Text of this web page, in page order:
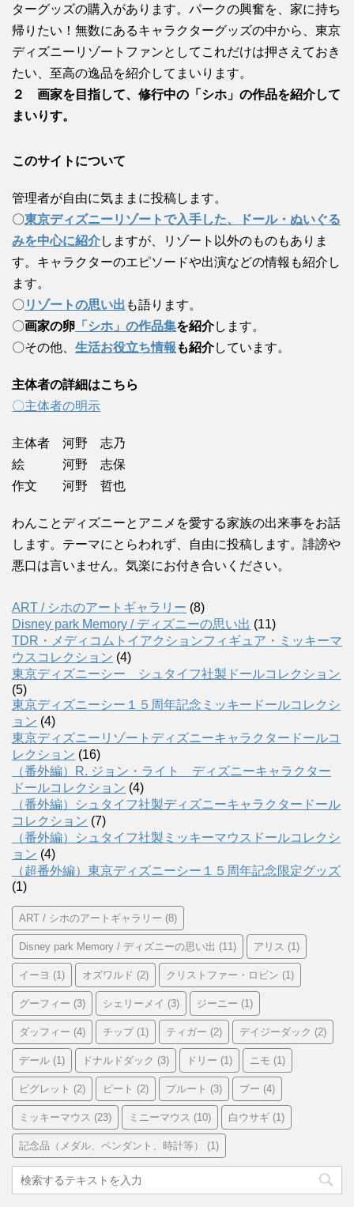
ターグッズの購入があります。パークの興奮を、家に持ち
帰りたい！無数にあるキャラクターグッズの中から、東京
ディズニーリゾートファンとしてこれだけは押さえておき
たい、至高の逸品を紹介してまいります。
２ 画家を目指して、修行中の「シホ」の作品を紹介して
まいりす。
このサイトについて
管理者が自由に気ままに投稿します。
〇東京ディズニーリゾートで入手した、ドール・ぬいぐる
みを中心に紹介しますが、リゾート以外のものもありま
す。キャラクターのエピソードや出演などの情報も紹介し
ます。
〇 リゾートの思い出 も語ります。
〇画家の卵 「シホ」の作品集を紹介します。
〇その他、 生活お役立ち情報 も紹介しています。
主体者の詳細はこちら
〇主体者の明示
主体者 河野 志乃
絵 河野 志保
作文 河野 哲也
わんことディズニーとアニメを愛する家族の出来事をお話
します。テーマにとらわれず、自由に投稿します。誹謗や
悪口は言いません。気楽にお付き合いください。
ART / シホのアートギャラリー (8)
Disney park Memory / ディズニーの思い出 (11)
TDR・メディコムトイアクションフィギュア・ミッキーマ
ウスコレクション (4)
東京ディズニーシー シュタイフ社製ドールコレクション
(5)
東京ディズニーシー１５周年記念ミッキードールコレクシ
ョン (4)
東京ディズニーリゾートディズニーキャラクタードールコ
レクション (16)
（番外編）R. ジョン・ライト ディズニーキャラクター
ドールコレクション (4)
（番外編）シュタイフ社製ディズニーキャラクタードール
コレクション (7)
（番外編）シュタイフ社製ミッキーマウスドールコレクシ
ョン (4)
（超番外編）東京ディズニーシー１５周年記念限定グッズ
(1)
ART / シホのアートギャラリー (8)
Disney park Memory / ディズニーの思い出 (11) アリス (1)
イーヨ (1) オズワルド (2) クリストファー・ロビン (1)
グーフィー (3) シェリーメイ (3) ジーニー (1)
ダッフィー (4) チップ(1) ティガー (2) デイジーダック (2)
デール (1) ドナルドダック (3) ドリー (1) ニモ (1)
ピグレット (2) ピート (2) プルート (3) プー (4)
ミッキーマウス (23) ミニーマウス (10) 白ウサギ (1)
記念品（メダル、ペンダント、時計等） (1)